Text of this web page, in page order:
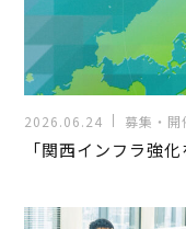
2026.06.24 募集・開
「関西インフラ強